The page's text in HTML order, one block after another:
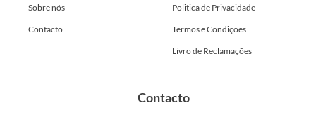
Sobre nós
Contacto
Politica de Privacidade
Termos e Condições
Livro de Reclamações
Contacto